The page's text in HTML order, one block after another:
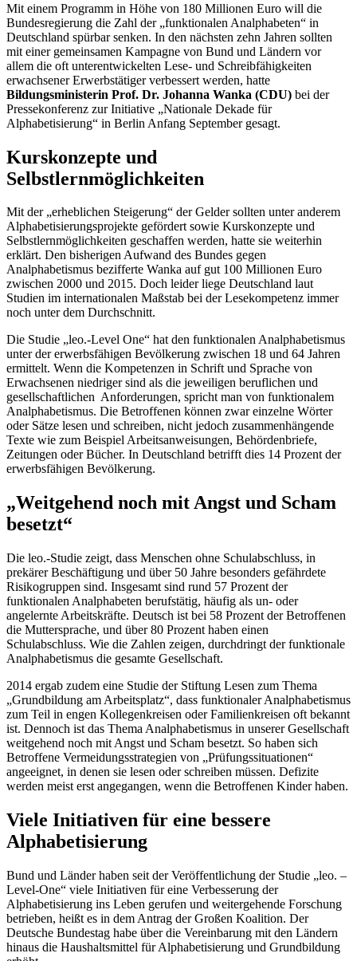
Mit einem Programm in Höhe von 180 Millionen Euro will die
Bundesregierung die Zahl der „funktionalen Analphabeten“ in
Deutschland spürbar senken. In den nächsten zehn Jahren sollten
mit einer gemeinsamen Kampagne von Bund und Ländern vor
allem die oft unterentwickelten Lese- und Schreibfähigkeiten
erwachsener Erwerbstätiger verbessert werden, hatte
Bildungsministerin Prof. Dr. Johanna Wanka (CDU) bei der
Pressekonferenz zur Initiative „Nationale Dekade für
Alphabetisierung“ in Berlin Anfang September gesagt.
Kurskonzepte und
Selbstlernmöglichkeiten
Mit der „erheblichen Steigerung“ der Gelder sollten unter anderem
Alphabetisierungsprojekte gefördert sowie Kurskonzepte und
Selbstlernmöglichkeiten geschaffen werden, hatte sie weiterhin
erklärt. Den bisherigen Aufwand des Bundes gegen
Analphabetismus bezifferte Wanka auf gut 100 Millionen Euro
zwischen 2000 und 2015. Doch leider liege Deutschland laut
Studien im internationalen Maßstab bei der Lesekompetenz immer
noch unter dem Durchschnitt.
Die Studie „leo.-Level One“ hat den funktionalen Analphabetismus
unter der erwerbsfähigen Bevölkerung zwischen 18 und 64 Jahren
ermittelt. Wenn die Kompetenzen in Schrift und Sprache von
Erwachsenen niedriger sind als die jeweiligen beruflichen und
gesellschaftlichen Anforderungen, spricht man von funktionalem
Analphabetismus. Die Betroffenen können zwar einzelne Wörter
oder Sätze lesen und schreiben, nicht jedoch zusammenhängende
Texte wie zum Beispiel Arbeitsanweisungen, Behördenbriefe,
Zeitungen oder Bücher. In Deutschland betrifft dies 14 Prozent der
erwerbsfähigen Bevölkerung.
„Weitgehend noch mit Angst und Scham
besetzt“
Die leo.-Studie zeigt, dass Menschen ohne Schulabschluss, in
prekärer Beschäftigung und über 50 Jahre besonders gefährdete
Risikogruppen sind. Insgesamt sind rund 57 Prozent der
funktionalen Analphabeten berufstätig, häufig als un- oder
angelernte Arbeitskräfte. Deutsch ist bei 58 Prozent der Betroffenen
die Muttersprache, und über 80 Prozent haben einen
Schulabschluss. Wie die Zahlen zeigen, durchdringt der funktionale
Analphabetismus die gesamte Gesellschaft.
2014 ergab zudem eine Studie der Stiftung Lesen zum Thema
„Grundbildung am Arbeitsplatz“, dass funktionaler Analphabetismus
zum Teil in engen Kollegenkreisen oder Familienkreisen oft bekannt
ist. Dennoch ist das Thema Analphabetismus in unserer Gesellschaft
weitgehend noch mit Angst und Scham besetzt. So haben sich
Betroffene Vermeidungsstrategien von „Prüfungssituationen“
angeeignet, in denen sie lesen oder schreiben müssen. Defizite
werden meist erst angegangen, wenn die Betroffenen Kinder haben.
Viele Initiativen für eine bessere
Alphabetisierung
Bund und Länder haben seit der Veröffentlichung der Studie „leo. –
Level-One“ viele Initiativen für eine Verbesserung der
Alphabetisierung ins Leben gerufen und weitergehende Forschung
betrieben, heißt es in dem Antrag der Großen Koalition. Der
Deutsche Bundestag habe über die Vereinbarung mit den Ländern
hinaus die Haushaltsmittel für Alphabetisierung und Grundbildung